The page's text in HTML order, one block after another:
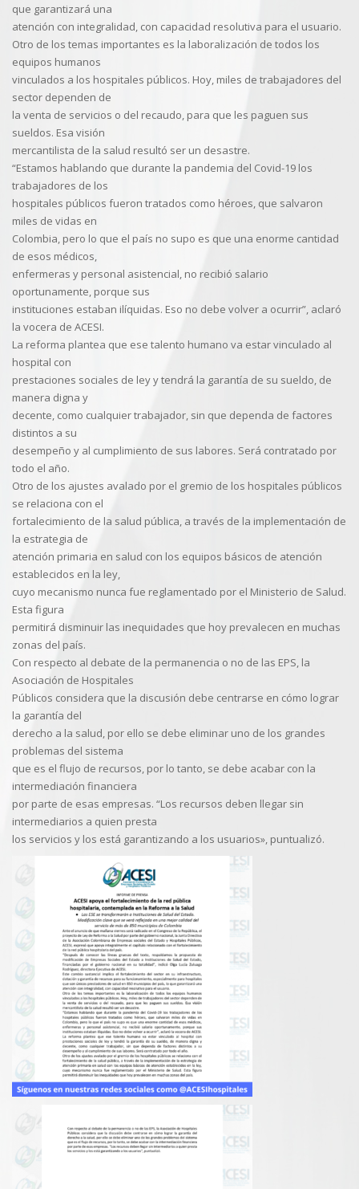
que garantizará una
atención con integralidad, con capacidad resolutiva para el usuario.
Otro de los temas importantes es la laboralización de todos los
equipos humanos
vinculados a los hospitales públicos. Hoy, miles de trabajadores del
sector dependen de
la venta de servicios o del recaudo, para que les paguen sus
sueldos. Esa visión
mercantilista de la salud resultó ser un desastre.
“Estamos hablando que durante la pandemia del Covid-19 los
trabajadores de los
hospitales públicos fueron tratados como héroes, que salvaron
miles de vidas en
Colombia, pero lo que el país no supo es que una enorme cantidad
de esos médicos,
enfermeras y personal asistencial, no recibió salario
oportunamente, porque sus
instituciones estaban ilíquidas. Eso no debe volver a ocurrir”, aclaró
la vocera de ACESI.
La reforma plantea que ese talento humano va estar vinculado al
hospital con
prestaciones sociales de ley y tendrá la garantía de su sueldo, de
manera digna y
decente, como cualquier trabajador, sin que dependa de factores
distintos a su
desempeño y al cumplimiento de sus labores. Será contratado por
todo el año.
Otro de los ajustes avalado por el gremio de los hospitales públicos
se relaciona con el
fortalecimiento de la salud pública, a través de la implementación de
la estrategia de
atención primaria en salud con los equipos básicos de atención
establecidos en la ley,
cuyo mecanismo nunca fue reglamentado por el Ministerio de Salud.
Esta figura
permitirá disminuir las inequidades que hoy prevalecen en muchas
zonas del país.
Con respecto al debate de la permanencia o no de las EPS, la
Asociación de Hospitales
Públicos considera que la discusión debe centrarse en cómo lograr
la garantía del
derecho a la salud, por ello se debe eliminar uno de los grandes
problemas del sistema
que es el flujo de recursos, por lo tanto, se debe acabar con la
intermediación financiera
por parte de esas empresas. “Los recursos deben llegar sin
intermediarios a quien presta
los servicios y los está garantizando a los usuarios», puntualizó.